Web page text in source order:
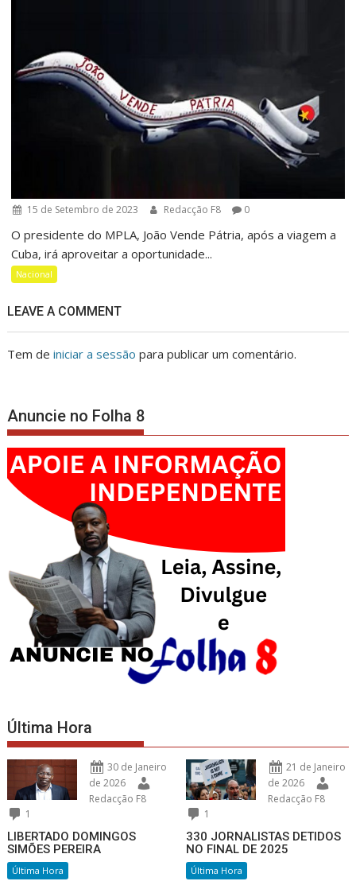
15 de Setembro de 2023 Redacção F8 0
O presidente do MPLA, João Vende Pátria, após a viagem a
Cuba, irá aproveitar a oportunidade...
Nacional
LEAVE A COMMENT
Tem deiniciar a sessão para publicar um comentário.
Anuncie no Folha 8
Última Hora
30 de Janeiro
de 2026
Redacção F8
1
LIBERTADO DOMINGOS
SIMÕES PEREIRA
Última Hora
21 de Janeiro
de 2026
Redacção F8
1
330 JORNALISTAS DETIDOS
NO FINAL DE 2025
Última Hora